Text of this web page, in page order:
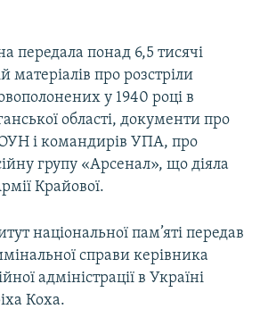
передала понад 6,5 тисячі
матеріалів про розстріли
у 1940 році в
області, документи про
ОУН і командирів УПА, про
групу «Арсенал», що діяла
Крайової.
національної пам’яті передав
справи керівника
адміністрації в Україні
Коха.